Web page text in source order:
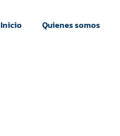
Inicio Quienes somos